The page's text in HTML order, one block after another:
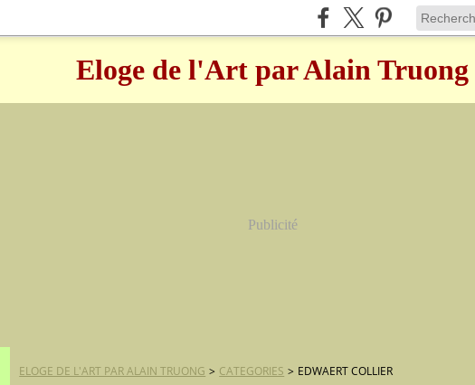
Eloge de l'Art par Alain Truong
Publicité
ELOGE DE L'ART PAR ALAIN TRUONG > CATEGORIES > EDWAERT COLLIER